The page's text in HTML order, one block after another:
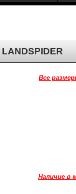
Все
Наличие в